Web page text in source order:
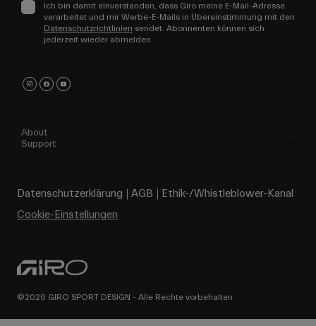
Ich bin damit einverstanden, dass Giro meine E-Mail-Adresse
verarbeitet und mir Werbe-E-Mails in Übereinstimmung mit den
Datenschutzrichtlinien sendet. Abonnenten können sich
jederzeit wieder abmelden.
About
Support
Datenschutzerklärung AGB
Ethik-/Whistleblower-Kanal
Cookie-Einstellungen
©2026 GIRO SPORT DESIGN - Alle Rechte vorbehalten